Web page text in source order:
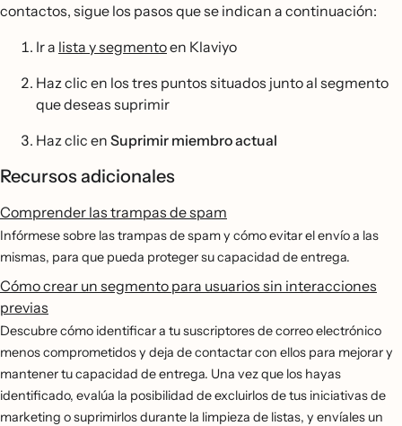
contactos, sigue los pasos que se indican a continuación:
Ir a lista y segmentoen Klaviyo
Haz clic en los tres puntos situados junto al segmento
que deseas suprimir
Haz clic en Suprimir miembro actual
Recursos adicionales
Comprender las trampas de spam
Infórmese sobre las trampas de spam y cómo evitar el envío a las
mismas, para que pueda proteger su capacidad de entrega.
Cómo crear un segmento para usuarios sin interacciones
previas
Descubre cómo identificar a tu suscriptores de correo electrónico
menos comprometidos y deja de contactar con ellos para mejorar y
mantener tu capacidad de entrega. Una vez que los hayas
identificado, evalúa la posibilidad de excluirlos de tus iniciativas de
marketing o suprimirlos durante la limpieza de listas, y envíales un